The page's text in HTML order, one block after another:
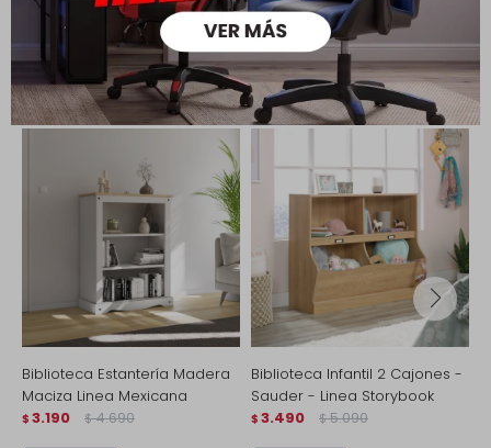
Productos que te pueden interesar
Biblioteca Estantería Madera
Maciza Linea Mexicana
$ 3.190 $ 4.690
Biblioteca Infantil 2 Cajones -
Sauder - Linea Storybook
$ 3.490 $ 5.090